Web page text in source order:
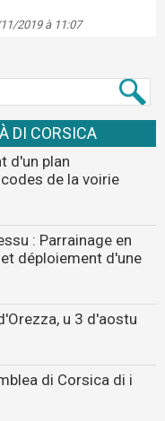
2019 à 11:07
DI CORSICA
d'un plan
de la voirie
: Parrainage en
déploiement d'une
u 3 d'aostu
di Corsica di i